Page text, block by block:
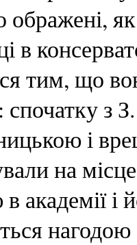
ображені,
в
тим, що
спочатку з
і
на
академії і